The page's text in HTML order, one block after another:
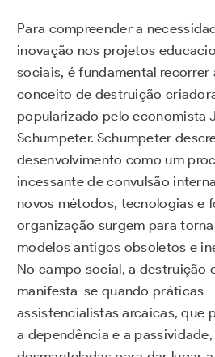
Para compreender a
inovação nos projetos
sociais, é fundamental recorrer
conceito de destruição
popularizado pelo economista
Schumpeter. Schumpeter
desenvolvimento como um
incessante de convulsão
novos métodos, tecnologias e
organização surgem para
modelos antigos obsoletos e
No campo social, a destruição
manifesta-se quando práticas
assistencialistas arcaicas, que
a dependência e a passividade,